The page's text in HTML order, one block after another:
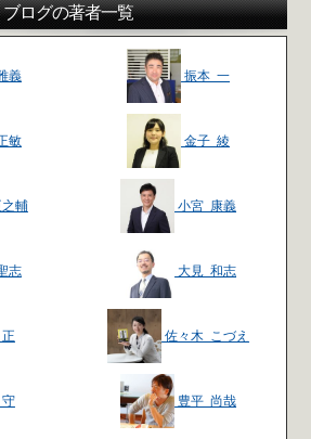
ブログの著者一覧
義 振本 一
敏 金子 綾
輔 小宮 康義
志 大見 和志
佐々木 こづえ
豊平 尚哉